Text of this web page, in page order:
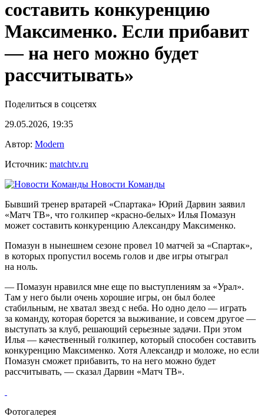
составить конкуренцию
Максименко. Если прибавит
— на него можно будет
рассчитывать»
Поделиться в соцсетях
29.05.2026, 19:35
Автор: Modern
Источник: matchtv.ru
Новости Команды
Бывший тренер вратарей «Спартака» Юрий Дарвин заявил
«Матч ТВ», что голкипер «красно‑белых» Илья Помазун
может составить конкуренцию Александру Максименко.
Помазун в нынешнем сезоне провел 10 матчей за «Спартак»,
в которых пропустил восемь голов и две игры отыграл
на ноль.
— Помазун нравился мне еще по выступлениям за «Урал».
Там у него были очень хорошие игры, он был более
стабильным, не хватал звезд с неба. Но одно дело — играть
за команду, которая борется за выживание, и совсем другое —
выступать за клуб, решающий серьезные задачи. При этом
Илья — качественный голкипер, который способен составить
конкуренцию Максименко. Хотя Александр и моложе, но если
Помазун сможет прибавить, то на него можно будет
рассчитывать, — сказал Дарвин «Матч ТВ».
Фотогалерея